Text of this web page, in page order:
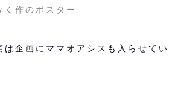
作のポスター
は企画にママオアシスも入らせてい